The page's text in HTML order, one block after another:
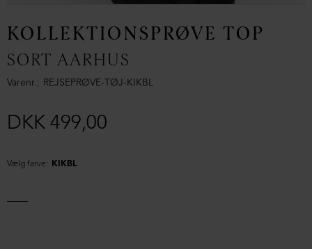
KOLLEKTIONSPRØVE TOP
SORT AARHUS
Varenr. REJSEPRØVE-TØJ-KIKBL
DKK 499,00
Vælg farve: KIKBL